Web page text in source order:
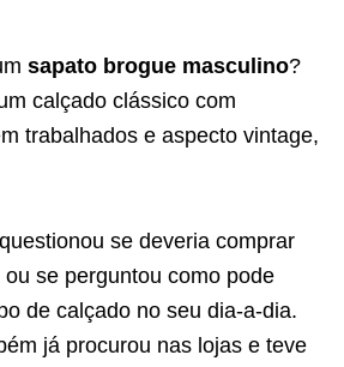
sapato brogue masculino?
calçado clássico com
trabalhados e aspecto vintage,
se deveria comprar
se perguntou como pode
de calçado no seu dia-a-dia.
já procurou nas lojas e teve